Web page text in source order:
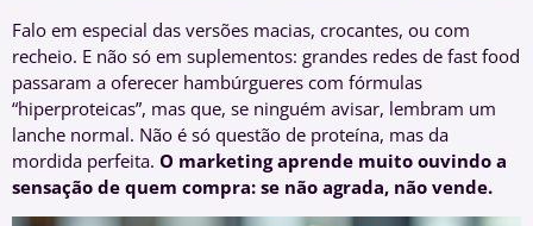
Falo em especial das versões macias, crocantes, ou com
recheio. E não só em suplementos: grandes redes de fast food
passaram a oferecer hambúrgueres com fórmulas
“hiperproteicas”, mas que, se ninguém avisar, lembram um
lanche normal. Não é só questão de proteína, mas da
mordida perfeita. O marketing aprende muito ouvindo a
sensação de quem compra: se não agrada, não vende.